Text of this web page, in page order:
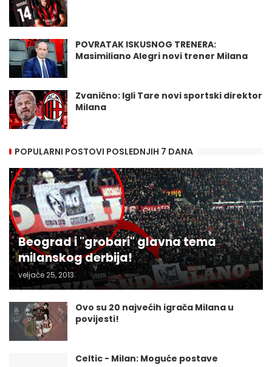
POVRATAK ISKUSNOG TRENERA:
Masimiliano Alegri novi trener Milana
Zvanično: Igli Tare novi sportski direktor
Milana
POPULARNI POSTOVI POSLEDNJIH 7 DANA
Beograd i "grobari" glavna tema
milanskog derbija!
veljače 25, 2013
Ovo su 20 najvećih igrača Milana u
povijesti!
Celtic - Milan: Moguće postave